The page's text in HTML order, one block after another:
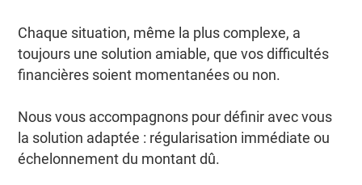
Chaque situation, même la plus complexe, a
toujours une solution amiable, que vos difficultés
financières soient momentanées ou non.
Nous vous accompagnons pour définir avec vous
la solution adaptée : régularisation immédiate ou
échelonnement du montant dû.